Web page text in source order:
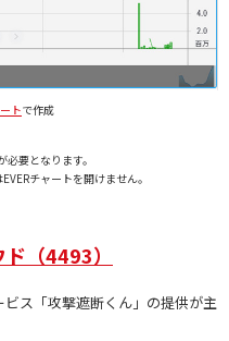
トで作成
要となります。
チャートを開けません。
（4493）
ス「攻撃遮断くん」の提供が主